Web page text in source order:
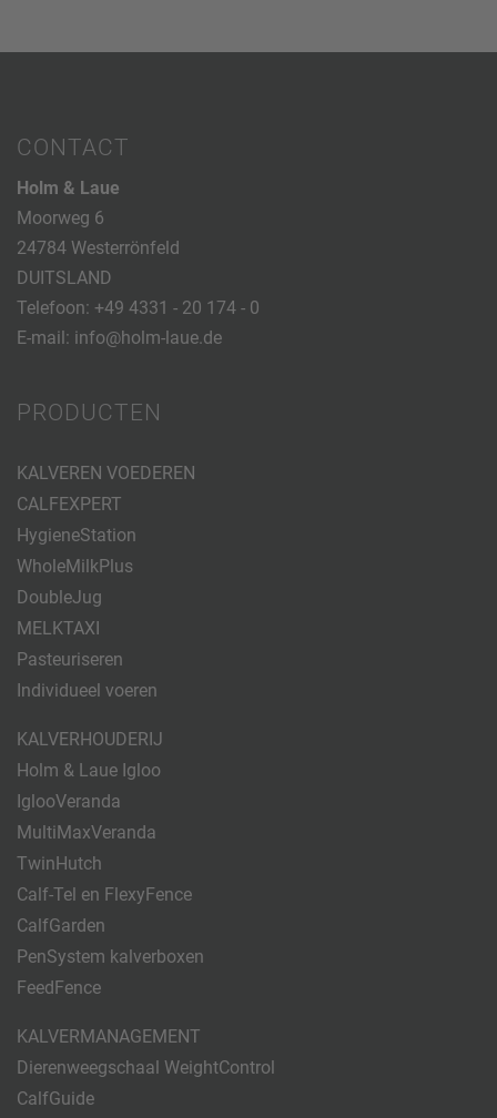
CONTACT
Holm & Laue
Moorweg 6
24784 Westerrönfeld
DUITSLAND
Telefoon: +49 4331 - 20 174 - 0
E-mail: info@holm-laue.de
PRODUCTEN
KALVEREN VOEDEREN
CALFEXPERT
HygieneStation
WholeMilkPlus
DoubleJug
MELKTAXI
Pasteuriseren
Individueel voeren
KALVERHOUDERIJ
Holm & Laue Igloo
IglooVeranda
MultiMaxVeranda
TwinHutch
Calf-Tel en FlexyFence
CalfGarden
PenSystem kalverboxen
FeedFence
KALVERMANAGEMENT
Dierenweegschaal WeightControl
CalfGuide